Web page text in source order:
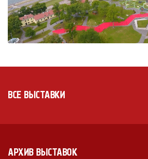
ВСЕ ВЫСТАВКИ
АРХИВ ВЫСТАВОК